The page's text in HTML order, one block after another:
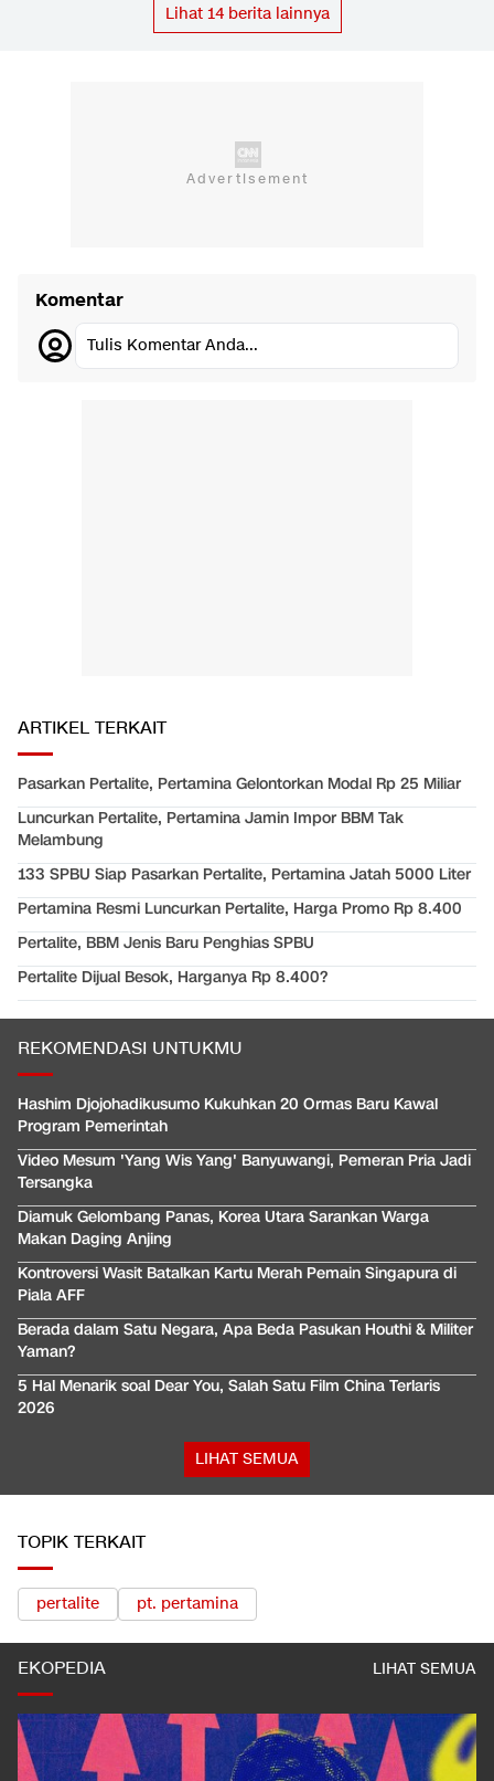
Lihat 14berita lainnya
Komentar
Tulis Komentar Anda...
ARTIKEL TERKAIT
Pasarkan Pertalite, Pertamina Gelontorkan Modal Rp 25 Miliar
Luncurkan Pertalite, Pertamina Jamin Impor BBM Tak
Melambung
133 SPBU Siap Pasarkan Pertalite, Pertamina Jatah 5000 Liter
Pertamina Resmi Luncurkan Pertalite, Harga Promo Rp 8.400
Pertalite, BBM Jenis Baru Penghias SPBU
Pertalite Dijual Besok, Harganya Rp 8.400?
REKOMENDASI UNTUKMU
Hashim Djojohadikusumo Kukuhkan 20 Ormas Baru Kawal
Program Pemerintah
Video Mesum 'Yang Wis Yang' Banyuwangi, Pemeran Pria Jadi
Tersangka
Diamuk Gelombang Panas, Korea Utara Sarankan Warga
Makan Daging Anjing
Kontroversi Wasit Batalkan Kartu Merah Pemain Singapura di
Piala AFF
Berada dalam Satu Negara, Apa Beda Pasukan Houthi & Militer
Yaman?
5 Hal Menarik soal Dear You, Salah Satu Film China Terlaris
2026
LIHAT SEMUA
TOPIK TERKAIT
pertalite pt. pertamina
EKOPEDIA LIHAT SEMUA